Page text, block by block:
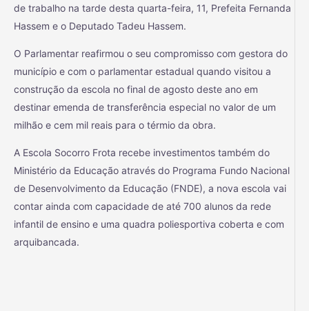
de trabalho na tarde desta quarta-feira, 11, Prefeita Fernanda
Hassem e o Deputado Tadeu Hassem.
O Parlamentar reafirmou o seu compromisso com gestora do
município e com o parlamentar estadual quando visitou a
construção da escola no final de agosto deste ano em
destinar emenda de transferência especial no valor de um
milhão e cem mil reais para o térmio da obra.
A Escola Socorro Frota recebe investimentos também do
Ministério da Educação através do Programa Fundo Nacional
de Desenvolvimento da Educação (FNDE), a nova escola vai
contar ainda com capacidade de até 700 alunos da rede
infantil de ensino e uma quadra poliesportiva coberta e com
arquibancada.